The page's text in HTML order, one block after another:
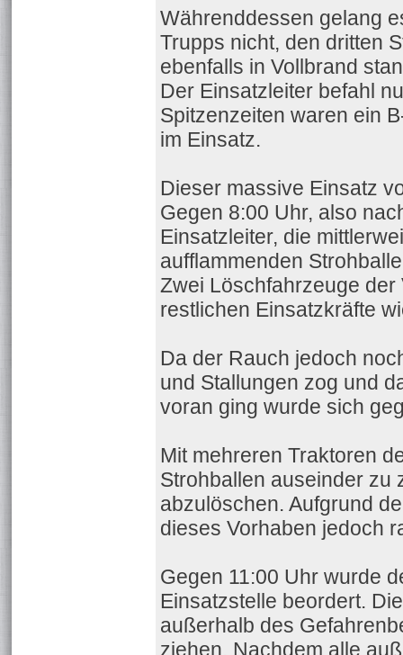
Währenddessen gelang
Trupps nicht, den dritten
ebenfalls in Vollbrand
Der Einsatzleiter befahl
Spitzenzeiten waren ein
im Einsatz.
Dieser massive Einsatz
Gegen 8:00 Uhr, also
Einsatzleiter, die
aufflammenden
Zwei Löschfahrzeuge
restlichen Einsatzkräfte
Da der Rauch jedoch
und Stallungen zog und
voran ging wurde sich
Mit mehreren Traktoren
Strohballen auseinder zu
abzulöschen. Aufgrund
dieses Vorhaben jedoch
Gegen 11:00 Uhr wurde
Einsatzstelle beordert.
außerhalb des
ziehen. Nachdem alle